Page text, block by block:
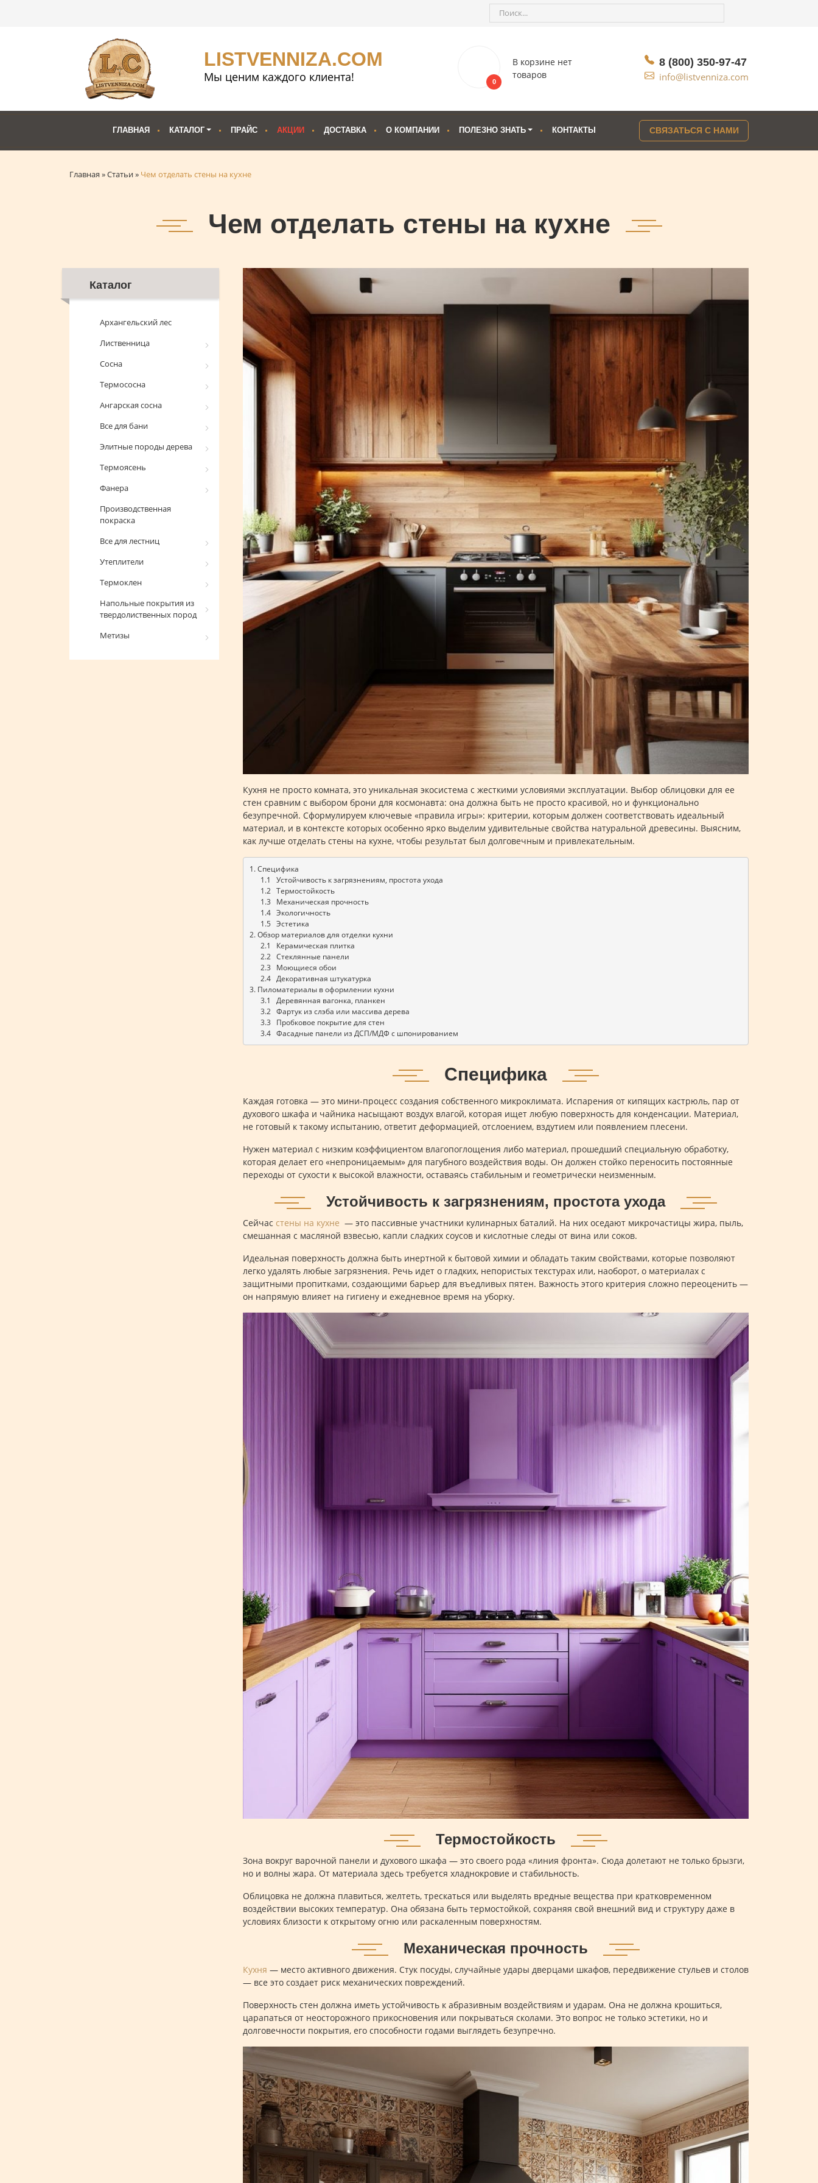
LISTVENNIZA.COM
Мы ценим каждого клиента! 0
В корзине нет
товаров
8 (800) 350-97-47
info@listvenniza.com
ГЛАВНАЯ КАТАЛОГ ПРАЙС АКЦИИ ДОСТАВКА О КОМПАНИИ ПОЛЕЗНО ЗНАТЬ КОНТАКТЫ СВЯЗАТЬСЯ С НАМИ
Главная »Статьи» Чем отделать стены на кухне
Чем отделать стены на кухне
Кухня не просто комната, это уникальная экосистема с жесткими условиями эксплуатации. Выбор облицовки для ее
стен сравним с выбором брони для космонавта: она должна быть не просто красивой, но и функционально
безупречной. Сформулируем ключевые «правила игры»: критерии, которым должен соответствовать идеальный
материал, и в контексте которых особенно ярко выделим удивительные свойства натуральной древесины. Выясним,
как лучше отделать стены на кухне, чтобы результат был долговечным и привлекательным.
1. Специфика
      1.1   Устойчивость к загрязнениям, простота ухода
      1.2   Термостойкость
      1.3   Механическая прочность
      1.4   Экологичность
      1.5   Эстетика
2. Обзор материалов для отделки кухни
      2.1   Керамическая плитка
      2.2   Стеклянные панели
      2.3   Моющиеся обои
      2.4   Декоративная штукатурка
3. Пиломатериалы в оформлении кухни
      3.1   Деревянная вагонка, планкен
      3.2   Фартук из слэба или массива дерева
      3.3   Пробковое покрытие для стен
      3.4   Фасадные панели из ДСП/МДФ с шпонированием
Специфика
Каждая готовка — это мини-процесс создания собственного микроклимата. Испарения от кипящих кастрюль, пар от
духового шкафа и чайника насыщают воздух влагой, которая ищет любую поверхность для конденсации. Материал,
не готовый к такому испытанию, ответит деформацией, отслоением, вздутием или появлением плесени.
Нужен материал с низким коэффициентом влагопоглощения либо материал, прошедший специальную обработку,
которая делает его «непроницаемым» для пагубного воздействия воды. Он должен стойко переносить постоянные
переходы от сухости к высокой влажности, оставаясь стабильным и геометрически неизменным.
Устойчивость к загрязнениям, простота ухода
Сейчас стены на кухне — это пассивные участники кулинарных баталий. На них оседают микрочастицы жира, пыль,
смешанная с масляной взвесью, капли сладких соусов и кислотные следы от вина или соков.
Идеальная поверхность должна быть инертной к бытовой химии и обладать таким свойствами, которые позволяют
легко удалять любые загрязнения. Речь идет о гладких, непористых текстурах или, наоборот, о материалах с
защитными пропитками, создающими барьер для въедливых пятен. Важность этого критерия сложно переоценить —
он напрямую влияет на гигиену и ежедневное время на уборку.
Термостойкость
Зона вокруг варочной панели и духового шкафа — это своего рода «линия фронта». Сюда долетают не только брызги,
но и волны жара. От материала здесь требуется хладнокровие и стабильность.
Облицовка не должна плавиться, желтеть, трескаться или выделять вредные вещества при кратковременном
воздействии высоких температур. Она обязана быть термостойкой, сохраняя свой внешний вид и структуру даже в
условиях близости к открытому огню или раскаленным поверхностям.
Механическая прочность
Кухня — место активного движения. Стук посуды, случайные удары дверцами шкафов, передвижение стульев и столов
— все это создает риск механических повреждений.
Поверхность стен должна иметь устойчивость к абразивным воздействиям и ударам. Она не должна крошиться,
царапаться от неосторожного прикосновения или покрываться сколами. Это вопрос не только эстетики, но и
долговечности покрытия, его способности годами выглядеть безупречно.
Каталог
Архангельский лес
Лиственница
Сосна
Термососна
Ангарская сосна
Все для бани
Элитные породы дерева
Термоясень
Фанера
Производственная
покраска
Все для лестниц
Утеплители
Термоклен
Напольные покрытия из
твердолиственных пород
Метизы